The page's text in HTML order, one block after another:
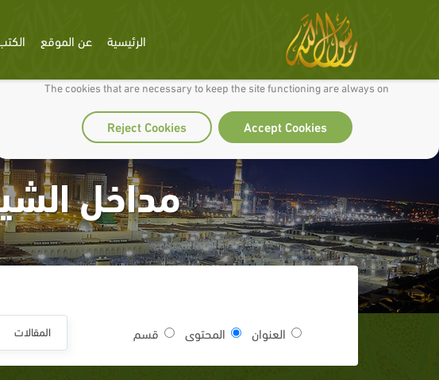
We use cookies to make our site work well for you and so we can continually improve it.
The cookies that are necessary to keep the site functioning are always on
Accept Cookies
Reject Cookies
الرئيسية عن الموقع
مداخل
العنوان المحتوى قسم المقالات